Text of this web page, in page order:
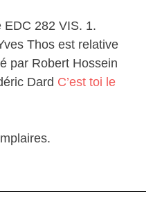
EDC 282 VIS. 1.
Thos est relative
par Robert Hossein
Dard C’est toi le